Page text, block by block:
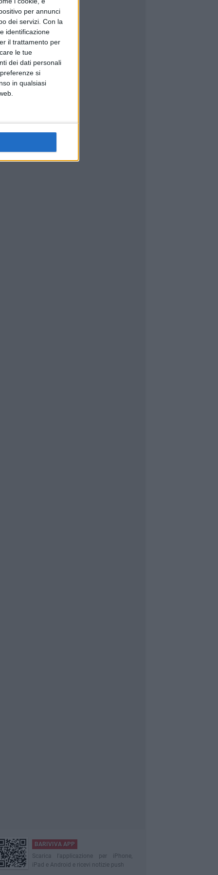
per annunci
dei servizi. Con la
identificazione
il trattamento per
le tue
dei dati personali
si
in qualsiasi
BARIVIVA APP
Scarica l'applicazione per iPhone,
iPad e Android e ricevi notizie push